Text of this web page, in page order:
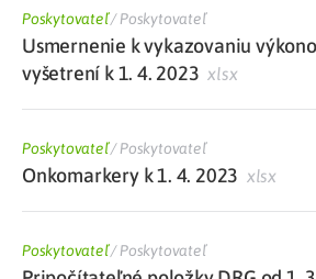
Poskytovateľ/Poskytovateľ
Usmernenie k vykazovaniu
vyšetrení k 1. 4. 2023 xlsx
Poskytovateľ/Poskytovateľ
Onkomarkery k 1. 4. 2023 xlsx
Poskytovateľ/Poskytovateľ